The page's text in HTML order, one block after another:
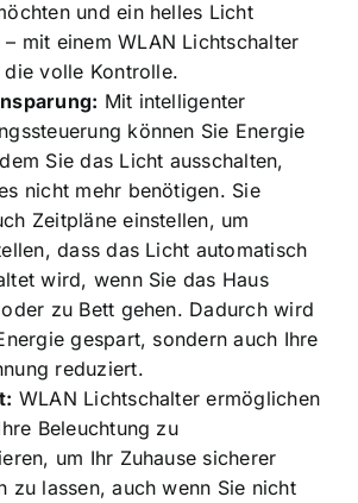
und ein helles Licht
– mit einem WLAN Lichtschalter
die volle Kontrolle.
Mit intelligenter
können Sie Energie
Sie das Licht ausschalten,
nicht mehr benötigen. Sie
Zeitpläne einstellen, um
dass das Licht automatisch
wird, wenn Sie das Haus
zu Bett gehen. Dadurch wird
gespart, sondern auch Ihre
reduziert.
WLAN Lichtschalter ermöglichen
Beleuchtung zu
um Ihr Zuhause sicherer
zu lassen, auch wenn Sie nicht